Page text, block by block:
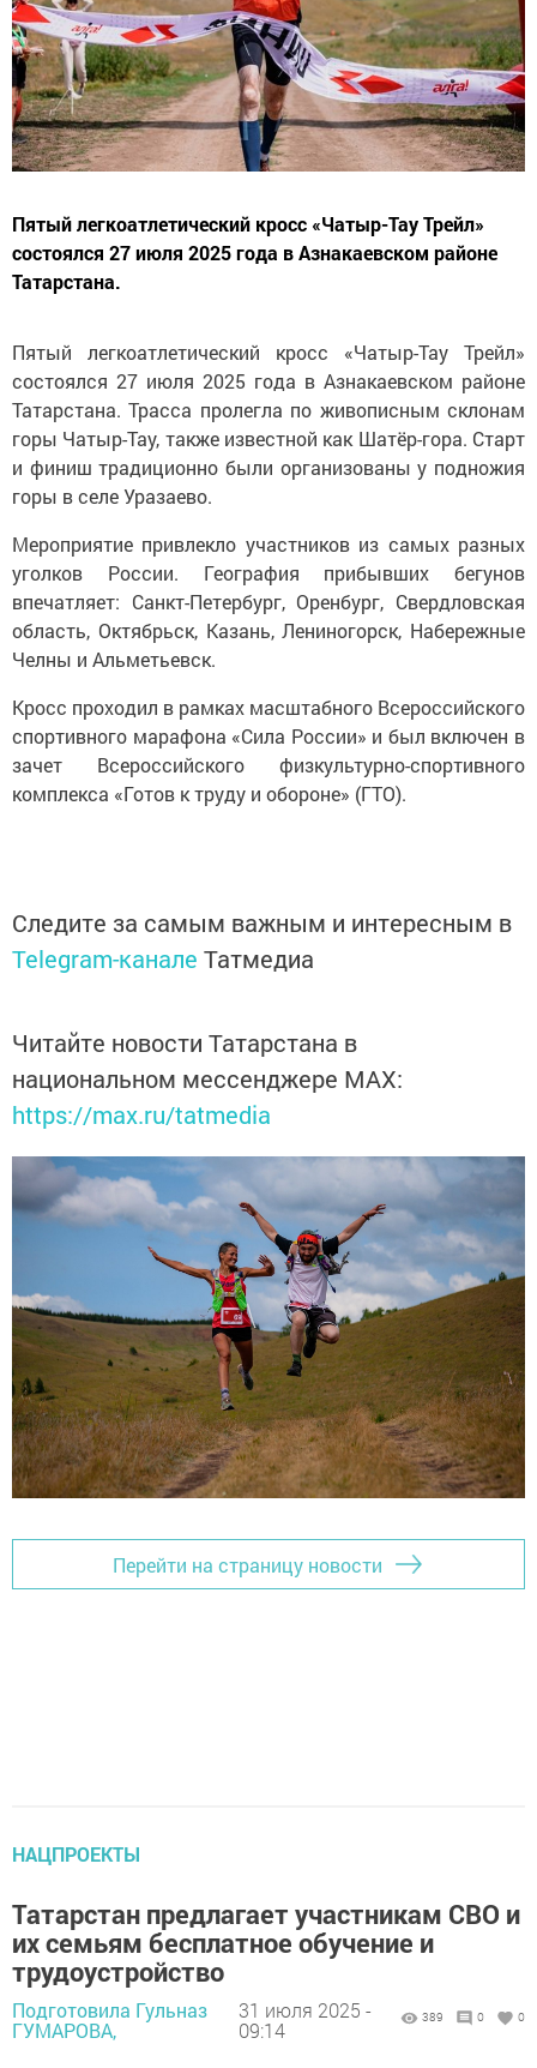
Пятый легкоатлетический кросс «Чатыр-Тау Трейл»
состоялся 27 июля 2025 года в Азнакаевском районе
Татарстана.
Пятый легкоатлетический кросс «Чатыр-Тау Трейл»
состоялся 27 июля 2025 года в Азнакаевском районе
Татарстана. Трасса пролегла по живописным склонам
горы Чатыр-Тау, также известной как Шатёр-гора. Старт
и финиш традиционно были организованы у подножия
горы в селе Уразаево.
Мероприятие привлекло участников из самых разных
уголков России. География прибывших бегунов
впечатляет: Санкт-Петербург, Оренбург, Свердловская
область, Октябрьск, Казань, Лениногорск, Набережные
Челны и Альметьевск.
Кросс проходил в рамках масштабного Всероссийского
спортивного марафона «Сила России» и был включен в
зачет Всероссийского физкультурно-спортивного
комплекса «Готов к труду и обороне» (ГТО).
Следите за самым важным и интересным в
Telegram-канале Татмедиа
Читайте новости Татарстана в
национальном мессенджере MАХ:
https://max.ru/tatmedia
Перейти на страницу новости
НАЦПРОЕКТЫ
Татарстан предлагает участникам СВО и
их семьям бесплатное обучение и
трудоустройство
Подготовила Гульназ
ГУМАРОВА,
31 июля 2025 -
09:14
389 0 0